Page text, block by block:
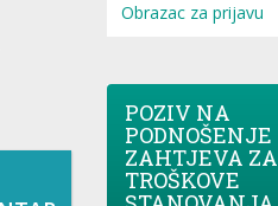
Obrazac za prijavu
POZIV NA
PODNOŠENJE
ZAHTJEVA ZA
TROŠKOVE